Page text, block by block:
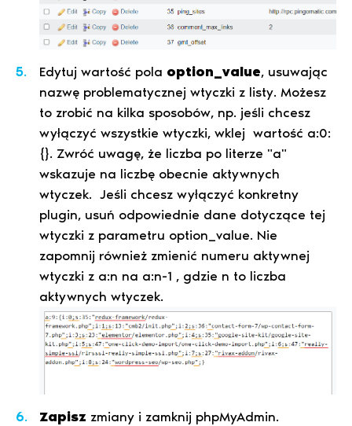
Edytuj wartość pola option_value, usuwając
nazwę problematycznej wtyczki z listy. Możesz
to zrobić na kilka sposobów, np. jeśli chcesz
wyłączyć wszystkie wtyczki, wklej wartość a:0:
{}. Zwróć uwagę, że liczba po literze "a"
wskazuje na liczbę obecnie aktywnych
wtyczek. Jeśli chcesz wyłączyć konkretny
plugin, usuń odpowiednie dane dotyczące tej
wtyczki z parametru option_value. Nie
zapomnij również zmienić numeru aktywnej
wtyczki z a:n na a:n-1 , gdzie n to liczba
aktywnych wtyczek.
Zapisz zmiany i zamknij phpMyAdmin.